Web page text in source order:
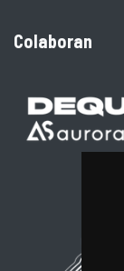
Colaboran